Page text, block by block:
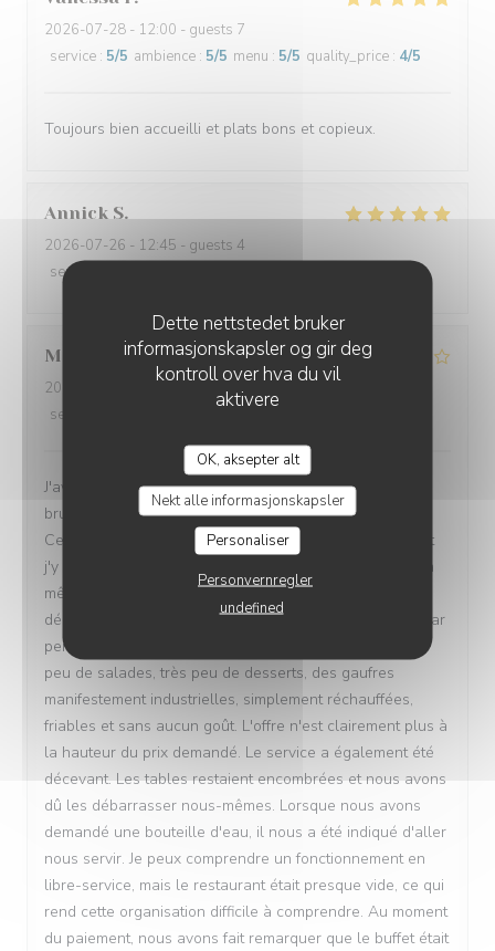
Dette nettstedet bruker
informasjonskapsler og gir deg
kontroll over hva du vil
aktivere
OK, aksepter alt
Nekt alle informasjonskapsler
Personaliser
Personvernregler
undefined
2026-07-28 - 12:00 - guests 7
service : 5/5 ambience : 5/5 menu : 5/5 quality_price : 4/5
Toujours bien accueilli et plats bons et copieux.
Annick S
2026-07-26 - 12:45 - guests 4
service
Marine V
2026-07-26
- 12:00 - guests 4
service
J'avais l'habitude de venir dans ce restaurant pour le
brunch et j'en gardais toujours un excellent souvenir.
Cela faisait un moment que je n'y étais pas retournée et
j'y suis revenue avec plaisir, convaincue d'y retrouver la
même qualité. Malheureusement, cette fois-ci, la
déception a été totale. Pour un brunch à plus de 30 € par
personne, le choix est devenu extrêmement limité : très
peu de salades, très peu de desserts, des gaufres
manifestement industrielles, simplement réchauffées,
friables et sans aucun goût. L'offre n'est clairement plus à
la hauteur du prix demandé. Le service a également été
décevant. Les tables restaient encombrées et nous avons
dû les débarrasser nous-mêmes. Lorsque nous avons
demandé une bouteille d'eau, il nous a été indiqué d'aller
nous servir. Je peux comprendre un fonctionnement en
libre-service, mais le restaurant était presque vide, ce qui
rend cette organisation difficile à comprendre. Au moment
du paiement, nous avons fait remarquer que le buffet était